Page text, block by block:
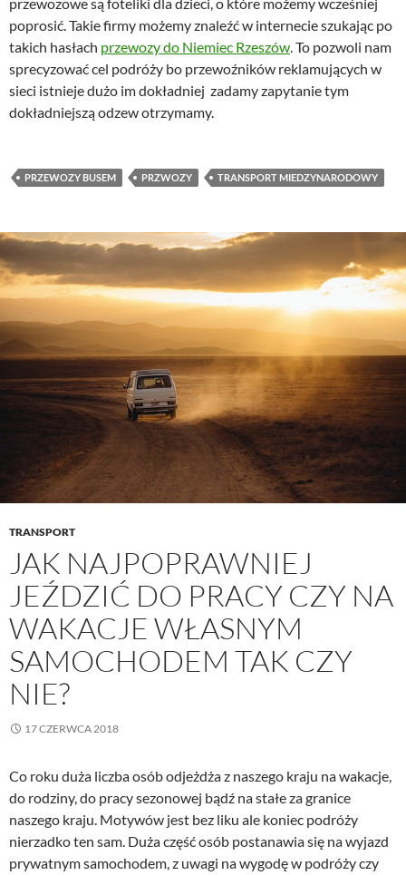
przewozowe są foteliki dla dzieci, o które możemy wcześniej
poprosić. Takie firmy możemy znaleźć w internecie szukając po
takich hasłach przewozy do Niemiec Rzeszów. To pozwoli nam
sprecyzować cel podróży bo przewoźników reklamujących w
sieci istnieje dużo im dokładniej zadamy zapytanie tym
dokładniejszą odzew otrzymamy.
PRZEWOZY BUSEM PRZWOZY TRANSPORT MIEDZYNARODOWY
TRANSPORT
JAK NAJPOPRAWNIEJ
JEŹDZIĆ DO PRACY CZY NA
WAKACJE WŁASNYM
SAMOCHODEM TAK CZY
NIE?
17 CZERWCA 2018
Co roku duża liczba osób odjeżdża z naszego kraju na wakacje,
do rodziny, do pracy sezonowej bądź na stałe za granice
naszego kraju. Motywów jest bez liku ale koniec podróży
nierzadko ten sam. Duża część osób postanawia się na wyjazd
prywatnym samochodem, z uwagi na wygodę w podróży czy